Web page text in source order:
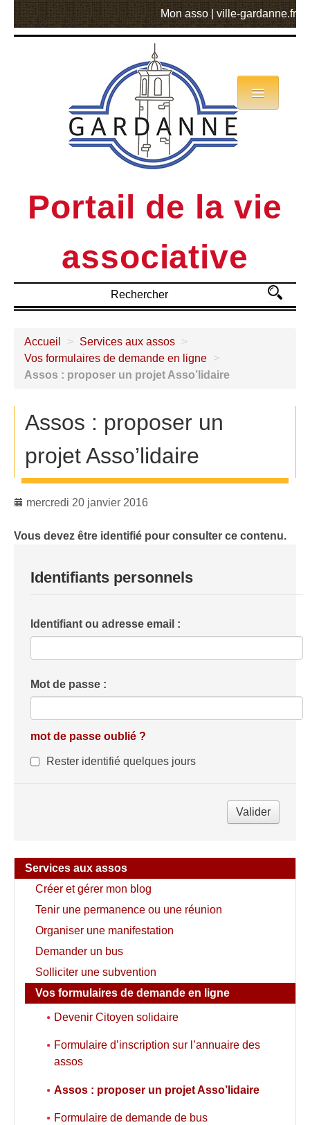
Mon asso ville-gardanne.fr
Portail de la vie
associative
Annuaire
Actualités
MVA
Accueil > Services aux assos >
Vos formulaires de demande en ligne >
Assos : proposer un projet Asso’lidaire
Assos : proposer un
projet Asso’lidaire
mercredi 20 janvier 2016
Vous devez être identifié pour consulter ce contenu.
Identifiants personnels
Identifiant ou adresse email :
Mot de passe :
mot de passe oublié ?
Rester identifié quelques jours
Services aux assos
Créer et gérer mon blog
Tenir une permanence ou une réunion
Organiser une manifestation
Demander un bus
Solliciter une subvention
Vos formulaires de demande en ligne
Devenir Citoyen solidaire
Formulaire d’inscription sur l’annuaire des
assos
Assos : proposer un projet Asso’lidaire
Formulaire de demande de bus